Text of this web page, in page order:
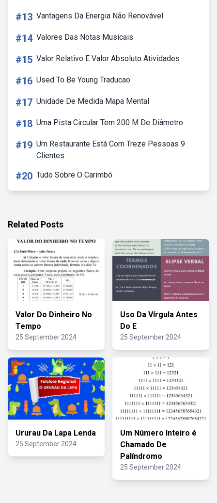
#13 Vantagens Da Energia Não Renovável
#14 Valores Das Notas Musicais
#15 Valor Relativo E Valor Absoluto Atividades
#16 Used To Be Young Traducao
#17 Unidade De Medida Mapa Mental
#18 Uma Pista Circular Tem 200 M De Diâmetro
#19 Um Restaurante Está Com Treze Pessoas 9
Clientes
#20 Tudo Sobre O Carimbó
Related Posts
Valor Do Dinheiro No
Tempo
25 September 2024
Uso Da Vírgula Antes
Do E
25 September 2024
Ururau Da Lapa Lenda
25 September 2024
Um Número Inteiro é
Chamado De
Palíndromo
25 September 2024